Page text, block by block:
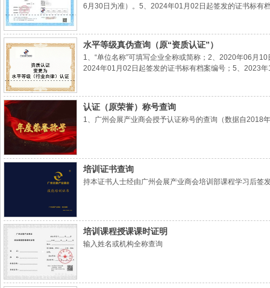
6月30日为准）。5、2024年01月02日起签发的证书标有
水平等级真伪查询（原“资质认证”）
1、“单位名称”可填写企业全称或简称；2、2020年06月
2024年01月02日起签发的证书标有档案编号；5、2023
认证（原荣誉）称号查询
1、广州会展产业商会授予认证称号的查询（数据自2018
培训证书查询
持本证书人士经由广州会展产业商会培训部课程学习后签
培训课程授课课时证明
输入姓名或机构全称查询